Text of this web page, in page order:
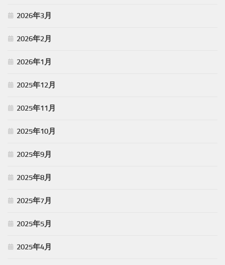
2026年3月
2026年2月
2026年1月
2025年12月
2025年11月
2025年10月
2025年9月
2025年8月
2025年7月
2025年5月
2025年4月